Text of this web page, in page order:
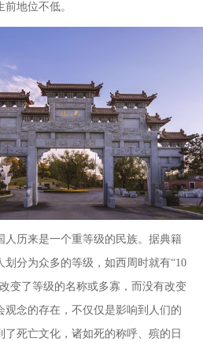
地位不低。
人历来是一个重等级的民族。据典籍
划分为众多的等级，如西周时就有“10
变了等级的名称或多寡，而没有改变
观念的存在，不仅仅是影响到人们的
死亡文化，诸如死的称呼、殡的日